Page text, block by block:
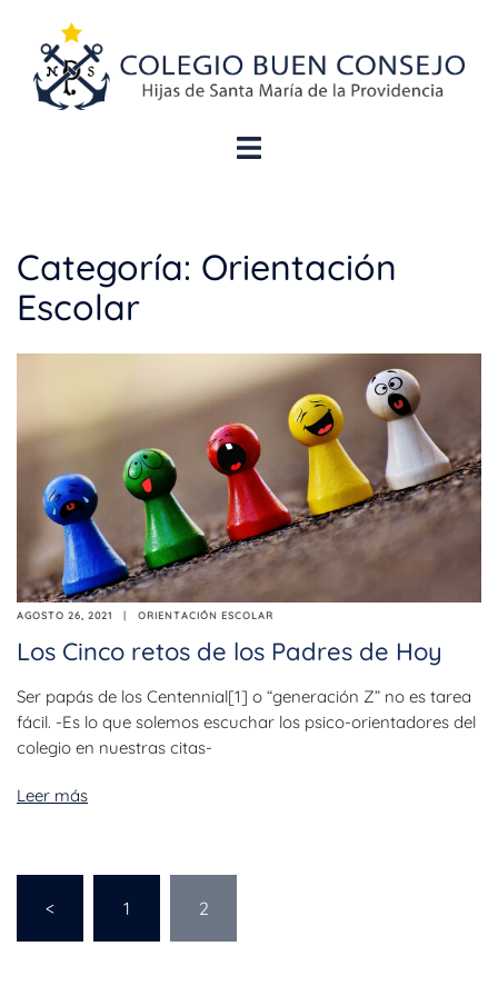
Categoría: Orientación
Escolar
AGOSTO 26, 2021 ORIENTACIÓN ESCOLAR
Los Cinco retos de los Padres de Hoy
Ser papás de los Centennial[1] o “generación Z” no es tarea
fácil. -Es lo que solemos escuchar los psico-orientadores del
colegio en nuestras citas-
Leer más
< 1 2